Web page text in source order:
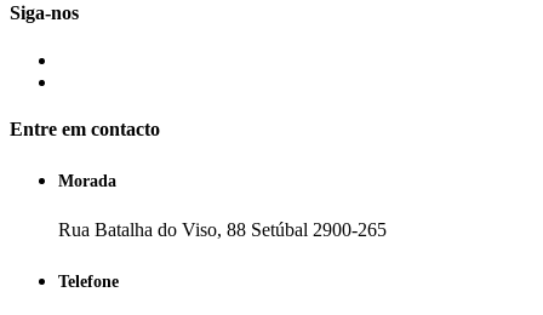
Siga-nos
Entre em contacto
Morada
Rua Batalha do Viso, 88 Setúbal 2900-265
Telefone